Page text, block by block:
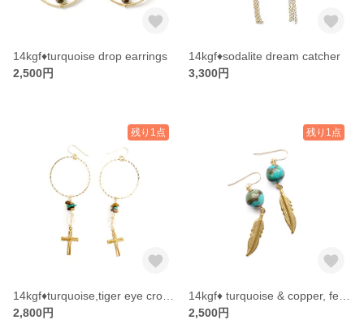
14kgf♦︎turquoise drop earrings
2,500円
14kgf♦︎sodalite dream catcher
3,300円
残り1点
2,800円
残り1点
2,500円